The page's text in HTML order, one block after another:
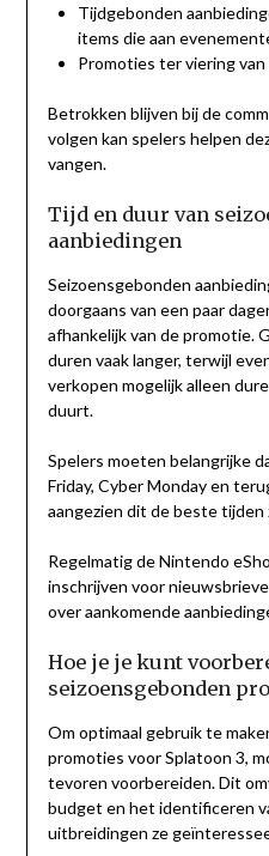
Tijdgebonden
items die aan
Promoties ter viering
Betrokken blijven bij de
volgen kan spelers helpen
vangen.
Tijd en duur van
aanbiedingen
Seizoensgebonden
doorgaans van een paar
afhankelijk van de promotie.
duren vaak langer, terwijl
verkopen mogelijk alleen
duurt.
Spelers moeten belangrijke
Friday, Cyber Monday en
aangezien dit de beste tijden
Regelmatig de Nintendo
inschrijven voor
over aankomende
Hoe je je kunt
seizoensgebonden
Om optimaal gebruik te
promoties voor Splatoon 3,
tevoren voorbereiden. Dit
budget en het identificeren
uitbreidingen ze